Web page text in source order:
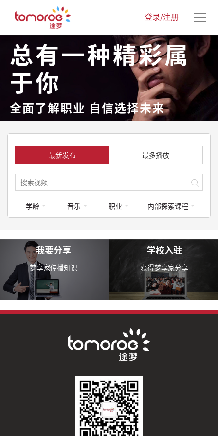
登录/注册
总有一种精彩属
于你
全面了解职业 自信选择未来
最新发布 最多播放
学龄 音乐 职业 内部探索课程
我要分享
梦享家传播知识
学校入驻
获得梦享家分享